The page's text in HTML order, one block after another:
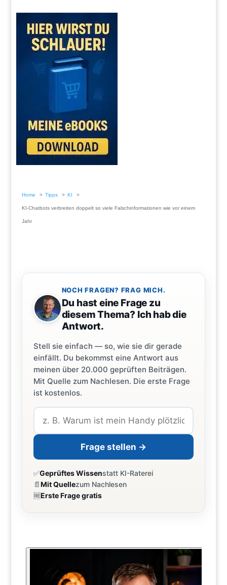
Home Tipps KI
KI-Chatbots verbreiten doppelt so viele Falschinformationen wie vor einem
Jahr
NOCH FRAGEN? FRAG MICH.
Du hast eine Frage zu
diesem Thema? Ich hab die
Antwort.
Stell sie einfach — so, wie sie dir gerade
einfällt. Du bekommst eine Antwort aus
meinen über 20.000 geprüften Beiträgen.
Mit Quelle zum Nachlesen. Die erste Frage
ist kostenlos.
Frage stellen →
✅Geprüftes Wissenstatt KI-Raterei
📄Mit Quellezum Nachlesen
🆓Erste Frage gratis